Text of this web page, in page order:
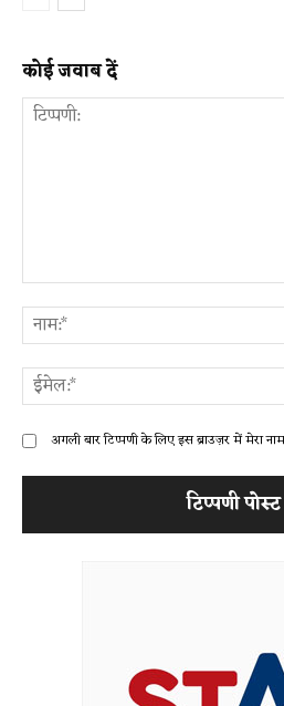
कोई जवाब दें
अगली बार टिप्पणी के लिए इस ब्राउज़र में मेरा